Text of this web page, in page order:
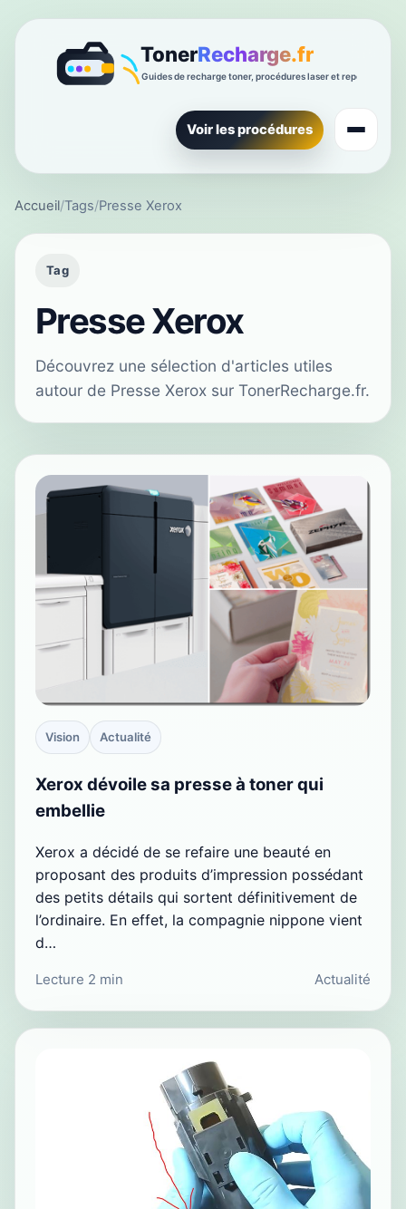
Voir les procédures
Accueil/Tags/Presse Xerox
Tag
Presse Xerox
Découvrez une sélection d'articles utiles
autour de Presse Xerox sur TonerRecharge.fr.
Vision Actualité
Xerox dévoile sa presse à toner qui
embellie
Xerox a décidé de se refaire une beauté en
proposant des produits d’impression possédant
des petits détails qui sortent définitivement de
l’ordinaire. En effet, la compagnie nippone vient
d…
Lecture 2 min Actualité